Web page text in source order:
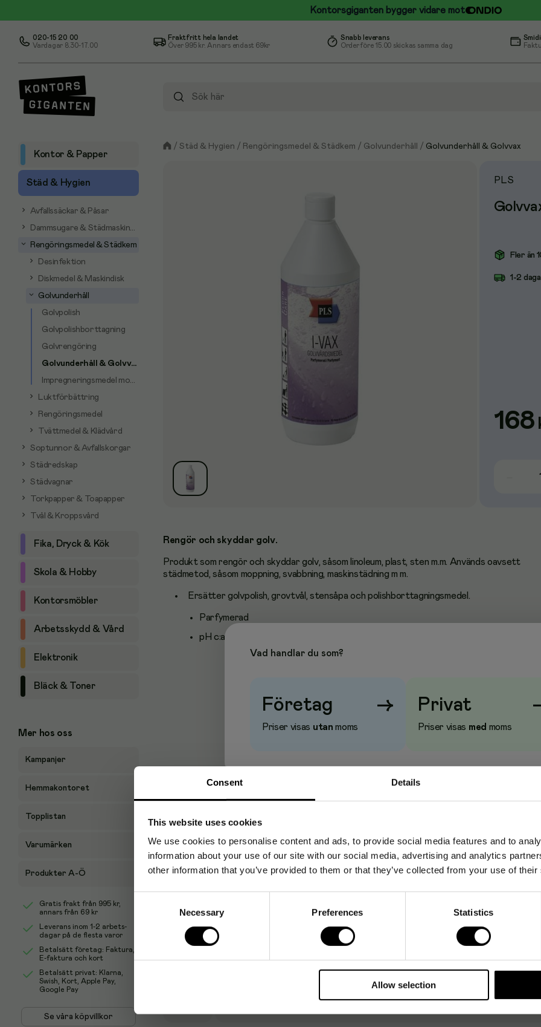
Consent Details
This website uses cookies
We use cookies to personalise content and ads, to provide social media features and to
information about your use of our site with our social media, advertising and analytics
other information that you’ve provided to them or that they’ve collected from your use of
Necessary Preferences Statistics
Allow selection
Kontorsgiganten bygger vidare mot
020-15 20 00
Vardagar 8.30-17.00
Fraktfritt hela landet
Över 995 kr. Annars endast 69kr
Snabb leverans
Order före 15.00 skickas samma dag
Kontor & Papper
Städ & Hygien
Avfallssäckar & Påsar
Dammsugare & Städmaskiner
Rengöringsmedel & Städkem
Desinfektion
Diskmedel & Maskindisk
Golvunderhåll
Golvpolish
Golvpolishborttagning
Golvrengöring
Golvunderhåll & Golvvax
Impregneringsmedel mopp
Luktförbättring
Rengöringsmedel
Tvättmedel & Klädvård
Soptunnor & Avfallskorgar
Städredskap
Städvagnar
Torkpapper & Toapapper
Tvål & Kroppsvård
Fika, Dryck & Kök
Skola & Hobby
Kontorsmöbler
Arbetsskydd & Vård
Elektronik
Bläck & Toner
Mer hos oss
Kampanjer
Hemmakontoret
Topplistan
Varumärken
Produkter A-Ö
Gratis frakt från 995 kr,
annars från 69 kr
Leverans inom 1-2 arbets-
dagar på de flesta varor
Betalsätt företag: Faktura,
E-faktura och kort
Betalsätt privat: Klarna,
Swish, Kort, Apple Pay,
Google Pay
Se våra köpvillkor
/ Städ & Hygien / Rengöringsmedel & Städkem / Golvunderhåll / Golvunderhåll & Golvvax
PLS
Fler än
1-2
168
Rengör och skyddar golv.
Produkt som rengör och skyddar golv, såsom linoleum, plast, sten m.m. Används oavsett
städmetod, såsom moppning, svabbning, maskinstädning m m.
Ersätter golvpolish, grovtvål, stensåpa och polishborttagningsmedel.
Parfymerad
pH c:a 9,3.
1532974
Vad handlar du som?
Företag →
Priser visas utan moms
Privat
Priser visas med moms